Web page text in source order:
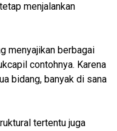
menjalankan
menyajikan berbagai
contohnya. Karena
bidang, banyak di sana
tertentu juga